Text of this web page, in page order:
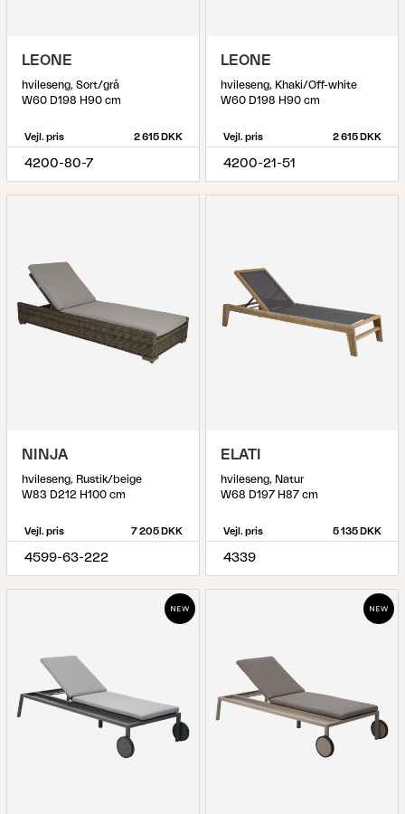
LEONE
hvileseng, Sort/grå
W60 D198 H90 cm
Vejl. pris 2 615 DKK
4200-80-7
LEONE
hvileseng, Khaki/Off-white
W60 D198 H90 cm
Vejl. pris 2 615 DKK
4200-21-51
NINJA
hvileseng, Rustik/beige
W83 D212 H100 cm
Vejl. pris 7 205 DKK
4599-63-222
ELATI
hvileseng, Natur
W68 D197 H87 cm
Vejl. pris 5 135 DKK
4339